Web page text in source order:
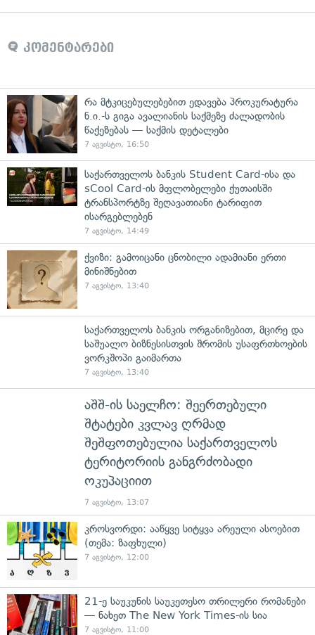
კომენტარები
რა მტკიცებულებებით ედავება პროკურატურა
ნ.ი.-ს გიგა ავალიანის საქმეზე ძალადობის
წაქეზებას — საქმის დეტალები
7 აგვისტო, 16:50
საქართველოს ბანკის Student Card-ისა და
sCool Card-ის მფლობელები ქუთაისში
ტრანსპორტზე შეღავათიანი ტარიფით
ისარგებლებენ
7 აგვისტო, 14:49
ქვიზი: გამოიცანი ცნობილი ადამიანი ერთი
მინიშნებით
7 აგვისტო, 13:40
საქართველოს ბანკის ორგანიზებით, მცირე და
საშუალო ბიზნესისთვის შრომის უსაფრთხოების
ვორკშოპი გაიმართა
7 აგვისტო, 13:40
აშშ-ის საელჩო: შეერთებული
შტატები კვლავ ღრმად
შეშფოთებულია საქართველოს
ტერიტორიის განგრძობადი
ოკუპაციით
7 აგვისტო, 13:07
კროსვორდი: ააწყვე სიტყვა არეული ასოებით
(თემა: ზაფხული)
7 აგვისტო, 12:00
21-ე საუკუნის საუკეთესო თრილერი რომანები
— ნახეთ The New York Times-ის სია
7 აგვისტო, 11:00